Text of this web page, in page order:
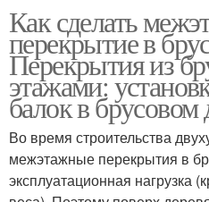
Как сделать
перекрытие в
Перекрытия из
этажами:
балок в брусовом
Во время строительства
межэтажные перекрытия в
эксплуатационная нагрузка